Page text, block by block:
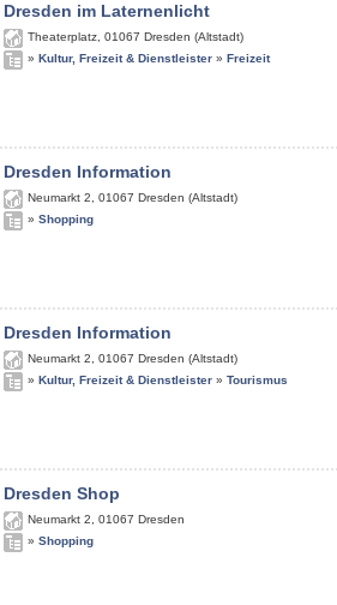
Dresden im Laternenlicht
Theaterplatz 01067 Dresden (Altstadt)
» Kultur, Freizeit & Dienstleister » Freizeit
Dresden Information
Neumarkt 2 01067 Dresden (Altstadt)
» Shopping
Dresden Information
Neumarkt 2 01067 Dresden (Altstadt)
» Kultur, Freizeit & Dienstleister » Tourismus
Dresden Shop
Neumarkt 2 01067 Dresden
» Shopping